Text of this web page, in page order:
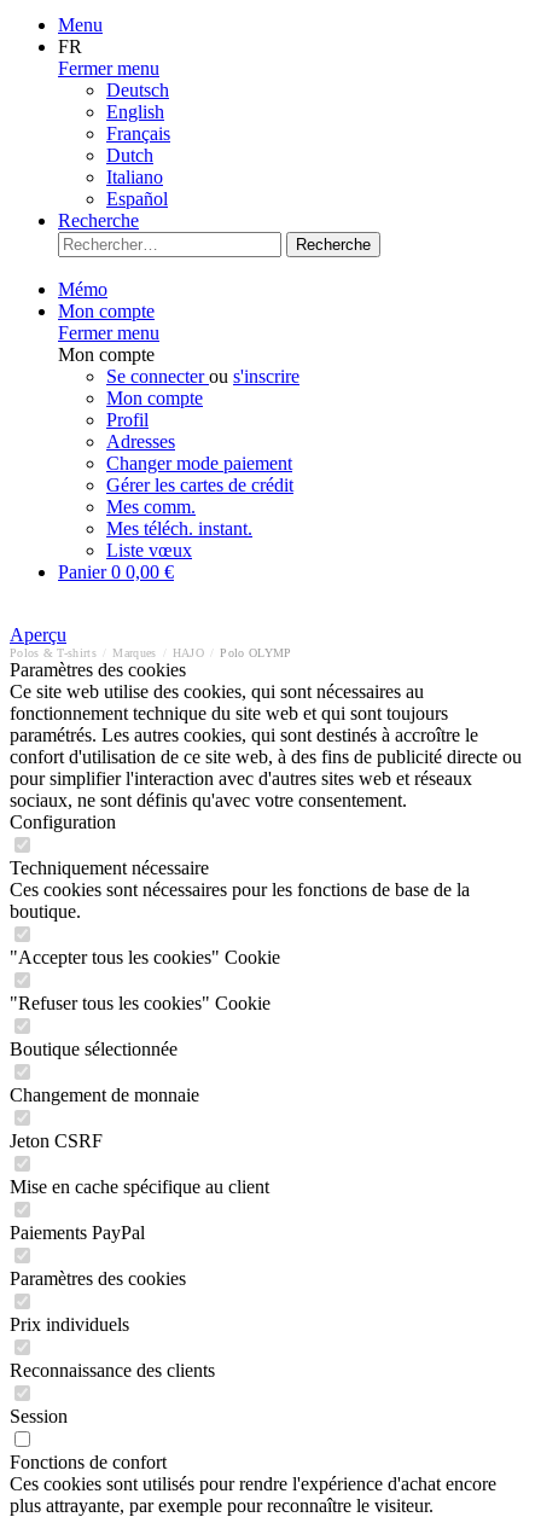
Menu
FR
Fermer menu
Deutsch
English
Français
Dutch
Italiano
Español
Recherche
Recherche
Mémo
Mon compte
Fermer menu
Mon compte
Se connecterou s'inscrire
Mon compte
Profil
Adresses
Changer mode paiement
Gérer les cartes de crédit
Mes comm.
Mes téléch. instant.
Liste vœux
Panier0 0,00 €
Aperçu
Polos & T-shirts Marques HAJO Polo OLYMP
Paramètres des cookies
Ce site web utilise des cookies, qui sont nécessaires au
fonctionnement technique du site web et qui sont toujours
paramétrés. Les autres cookies, qui sont destinés à accroître le
confort d'utilisation de ce site web, à des fins de publicité directe ou
pour simplifier l'interaction avec d'autres sites web et réseaux
sociaux, ne sont définis qu'avec votre consentement.
Configuration
Techniquement nécessaire
Ces cookies sont nécessaires pour les fonctions de base de la
boutique.
"Accepter tous les cookies" Cookie
"Refuser tous les cookies" Cookie
Boutique sélectionnée
Changement de monnaie
Jeton CSRF
Mise en cache spécifique au client
Paiements PayPal
Paramètres des cookies
Prix individuels
Reconnaissance des clients
Session
Fonctions de confort
Ces cookies sont utilisés pour rendre l'expérience d'achat encore
plus attrayante, par exemple pour reconnaître le visiteur.